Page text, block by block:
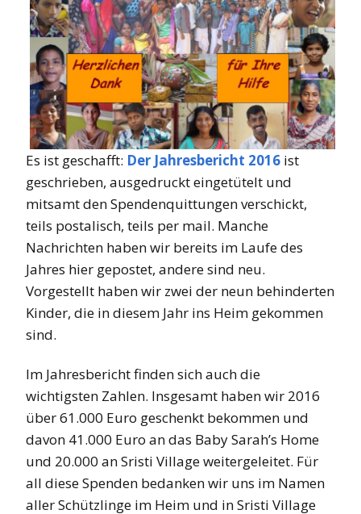
Es ist geschafft: Der Jahresbericht 2016 ist
geschrieben, ausgedruckt eingetütelt und
mitsamt den Spendenquittungen verschickt,
teils postalisch, teils per mail. Manche
Nachrichten haben wir bereits im Laufe des
Jahres hier gepostet, andere sind neu.
Vorgestellt haben wir zwei der neun behinderten
Kinder, die in diesem Jahr ins Heim gekommen
sind.
Im Jahresbericht finden sich auch die
wichtigsten Zahlen. Insgesamt haben wir 2016
über 61.000 Euro geschenkt bekommen und
davon 41.000 Euro an das Baby Sarah’s Home
und 20.000 an Sristi Village weitergeleitet. Für
all diese Spenden bedanken wir uns im Namen
aller Schützlinge im Heim und in Sristi Village